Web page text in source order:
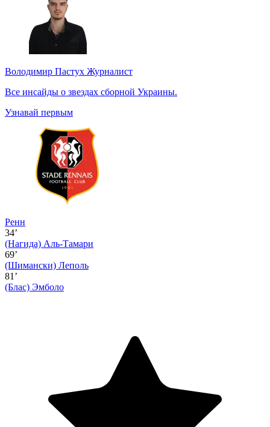
Володимир Пастух Журналист
Все инсайды о звездах сборной Украины.
Узнавай первым
Ренн
34’
(Нагида) Аль-Тамари
69’
(Шимански) Леполь
81’
(Блас) Эмболо